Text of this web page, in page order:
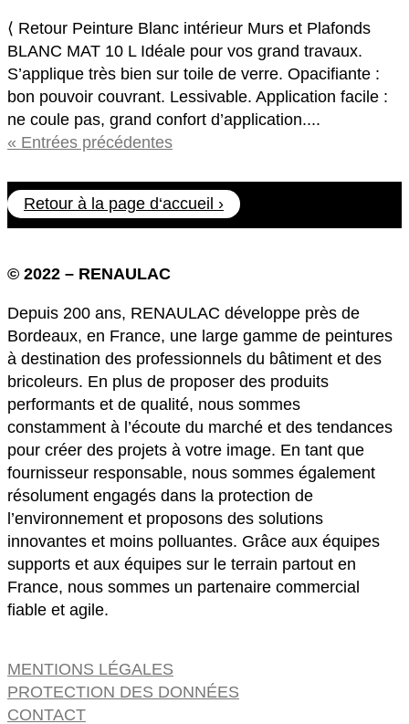
⟨ Retour Peinture Blanc intérieur Murs et Plafonds
BLANC MAT 10 L Idéale pour vos grand travaux.
S’applique très bien sur toile de verre. Opacifiante :
bon pouvoir couvrant. Lessivable. Application facile :
ne coule pas, grand confort d’application....
« Entrées précédentes
Retour à la page d‘accueil ›
© 2022 – RENAULAC
Depuis 200 ans, RENAULAC développe près de
Bordeaux, en France, une large gamme de peintures
à destination des professionnels du bâtiment et des
bricoleurs. En plus de proposer des produits
performants et de qualité, nous sommes
constamment à l’écoute du marché et des tendances
pour créer des projets à votre image. En tant que
fournisseur responsable, nous sommes également
résolument engagés dans la protection de
l’environnement et proposons des solutions
innovantes et moins polluantes. Grâce aux équipes
supports et aux équipes sur le terrain partout en
France, nous sommes un partenaire commercial
fiable et agile.
MENTIONS LÉGALES
PROTECTION DES DONNÉES
CONTACT